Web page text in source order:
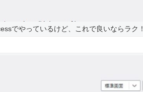
でやっているけど、これで良いならラク！